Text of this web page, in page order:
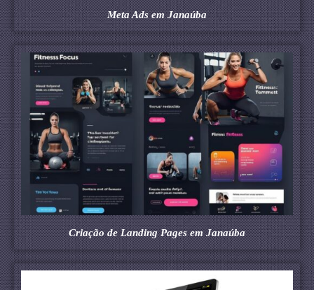
Meta Ads em Janaúba
Criação de Landing Pages em Janaúba